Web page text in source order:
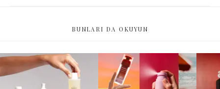
BUNLARI DA OKUYUN